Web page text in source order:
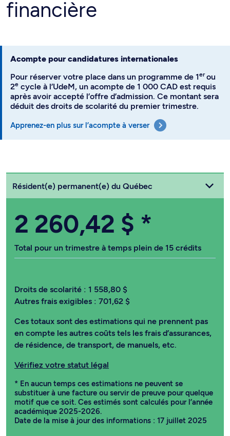
financière
Acompte pour candidatures internationales
Pour réserver votre place dans un programme de 1erou
2e cycle à l’UdeM, un acompte de 1 000 CAD est requis
après avoir accepté l’offre d’admission. Ce montant sera
déduit des droits de scolarité du premier trimestre.
Apprenez-en plus sur l’acompte à verser
Choisissez votre statut
Résident(e) permanent(e) du Québec
2 260,42 $ *
Total pour un trimestre à temps plein de 15 crédits
Droits de scolarité : 1 558,80 $
Autres frais exigibles : 701,62 $
Ces totaux sont des estimations qui ne prennent pas
en compte les autres coûts tels les frais d’assurances,
de résidence, de transport, de manuels, etc.
Vérifiez votre statut légal
* En aucun temps ces estimations ne peuvent se
substituer à une facture ou servir de preuve pour quelque
motif que ce soit. Ces estimés sont calculés pour l’année
académique 2025-2026.
Date de la mise à jour des informations : 17 juillet 2025